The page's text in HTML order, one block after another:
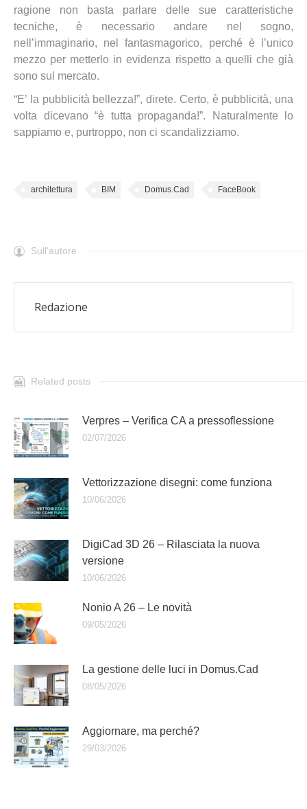
ragione non basta parlare delle sue caratteristiche
tecniche, è necessario andare nel sogno,
nell’immaginario, nel fantasmagorico, perché è l’unico
mezzo per metterlo in evidenza rispetto a quelli che già
sono sul mercato.
“E’ la pubblicità bellezza!”, direte. Certo, è pubblicità, una
volta dicevano “è tutta propaganda!”. Naturalmente lo
sappiamo e, purtroppo, non ci scandalizziamo.
architettura BIM Domus.Cad FaceBook
Sull'autore
Redazione
Related posts
Verpres – Verifica CA a pressoflessione
02/07/2026
Vettorizzazione disegni: come funziona
10/06/2026
DigiCad 3D 26 – Rilasciata la nuova
versione
10/06/2026
Nonio A 26 – Le novità
09/05/2026
La gestione delle luci in Domus.Cad
08/05/2026
Aggiornare, ma perché?
29/03/2026